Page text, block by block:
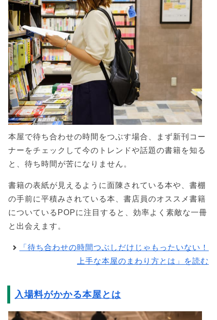
本屋で待ち合わせの時間をつぶす場合、まず新刊コー
ナーをチェックして今のトレンドや話題の書籍を知る
と、待ち時間が苦になりません。
書籍の表紙が見えるように面陳されている本や、書棚
の手前に平積みされている本、書店員のオススメ書籍
についているPOPに注目すると、効率よく素敵な一冊
と出会えます。
「待ち合わせの時間つぶしだけじゃもったいない！
上手な本屋のまわり方とは」を読む
入場料がかかる本屋とは